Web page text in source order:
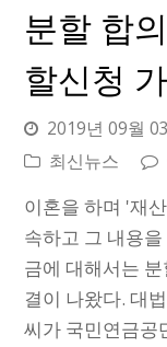
분할 합
할신청
2019년 09월
최신뉴스
이혼을 하며 '재
속하고 그 내용
금에 대해서는
결이 나왔다. 대
씨가 국민연금